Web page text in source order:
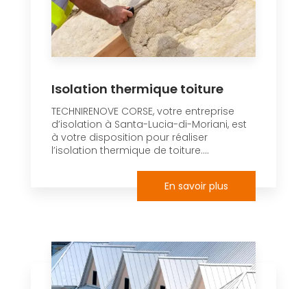
Isolation thermique toiture
TECHNIRENOVE CORSE, votre entreprise
d’isolation à Santa-Lucia-di-Moriani, est
à votre disposition pour réaliser
l’isolation thermique de toiture....
En savoir plus